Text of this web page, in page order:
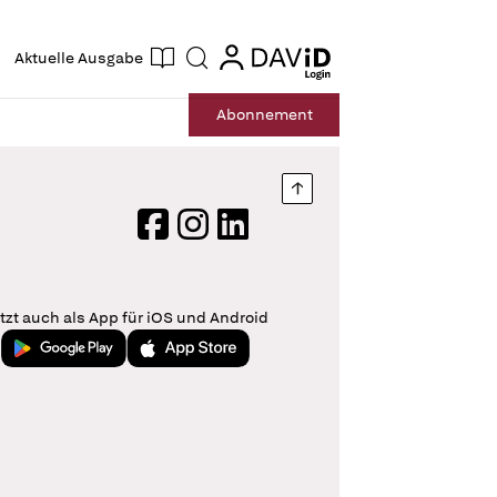
Aktuelle Ausgabe Suche login
login
Abonnement
Nach oben springen
FacebookInstagram
LinkedIn
auch als App für iOS und Android
Jetzt bei Google PlayLaden im App Store